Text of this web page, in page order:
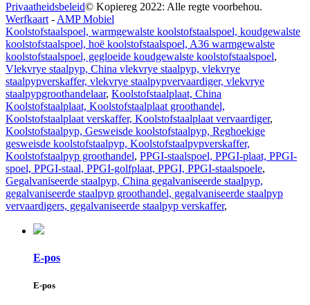
Privaatheidsbeleid© Kopiereg 2022: Alle regte voorbehou.
Werfkaart - AMP Mobiel
Koolstofstaalspoel, warmgewalste koolstofstaalspoel, koudgewalste
koolstofstaalspoel, hoë koolstofstaalspoel, A36 warmgewalste
koolstofstaalspoel, gegloeide koudgewalste koolstofstaalspoel,
Vlekvrye staalpyp, China vlekvrye staalpyp, vlekvrye
staalpypverskaffer, vlekvrye staalpypvervaardiger, vlekvrye
staalpypgroothandelaar, Koolstofstaalplaat, China
Koolstofstaalplaat, Koolstofstaalplaat groothandel,
Koolstofstaalplaat verskaffer, Koolstofstaalplaat vervaardiger,
Koolstofstaalpyp, Gesweisde koolstofstaalpyp, Reghoekige
gesweisde koolstofstaalpyp, Koolstofstaalpypverskaffer,
Koolstofstaalpyp groothandel, PPGI-staalspoel, PPGI-plaat, PPGI-
spoel, PPGI-staal, PPGI-golfplaat, PPGI, PPGI-staalspoele,
Gegalvaniseerde staalpyp, China gegalvaniseerde staalpyp,
gegalvaniseerde staalpyp groothandel, gegalvaniseerde staalpyp
vervaardigers, gegalvaniseerde staalpyp verskaffer,
E-pos
E-pos